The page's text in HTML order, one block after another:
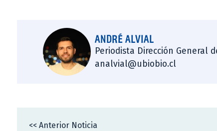
ANDRÉ ALVIAL
Periodista Dirección General
analvial@ubiobio.cl
<< Anterior Noticia